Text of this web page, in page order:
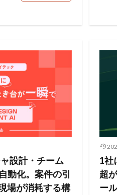
設計・チーム
動化。案件の引
場が消耗する構
1社
超
ール